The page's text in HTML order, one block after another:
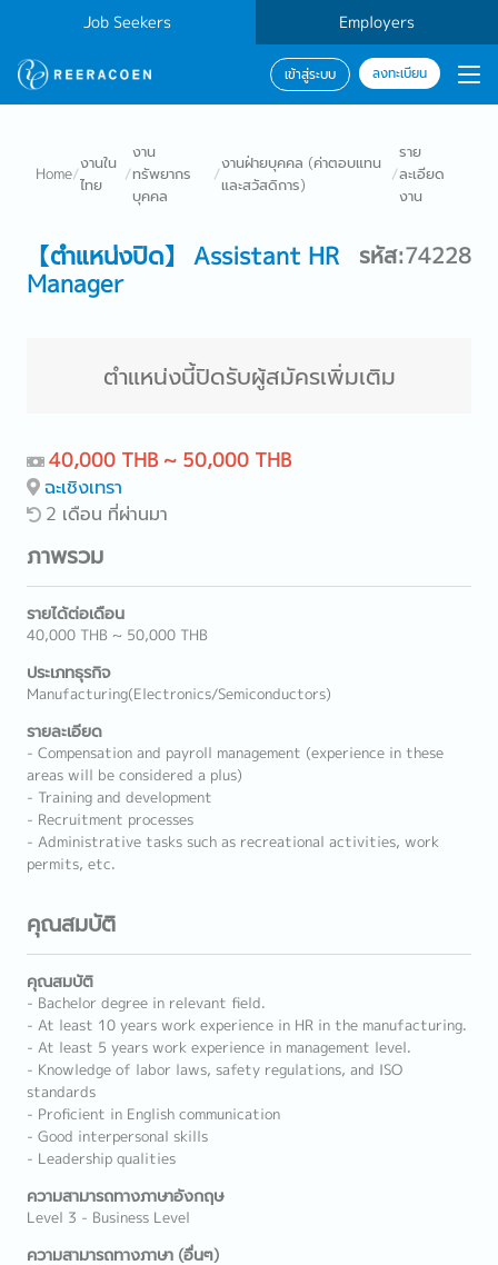
Job Seekers Employers
เข้าสู่ระบบ ลงทะเบียน
Home/
งานใน
ไทย
/
งาน
ทรัพยากร
บุคคล
/
งานฝ่ายบุคคล (ค่าตอบแทน
และสวัสดิการ)
/
ราย
ละเอียด
งาน
【ตำแหน่งปิด】 Assistant HR
Manager
รหัส:74228
ตำแหน่งนี้ปิดรับผู้สมัครเพิ่มเติม
40,000 THB ~ 50,000 THB
ฉะเชิงเทรา
2 เดือน ที่ผ่านมา
ภาพรวม
รายได้ต่อเดือน
40,000 THB ~ 50,000 THB
ประเภทธุรกิจ
Manufacturing(Electronics/Semiconductors)
รายละเอียด
- Compensation and payroll management (experience in these
areas will be considered a plus)
- Training and development
- Recruitment processes
- Administrative tasks such as recreational activities, work
permits, etc.
คุณสมบัติ
คุณสมบัติ
- Bachelor degree in relevant field.
- At least 10 years work experience in HR in the manufacturing.
- At least 5 years work experience in management level.
- Knowledge of labor laws, safety regulations, and ISO
standards
- Proficient in English communication
- Good interpersonal skills
- Leadership qualities
ความสามารถทางภาษาอังกฤษ
Level 3 - Business Level
ความสามารถทางภาษา (อื่นๆ)